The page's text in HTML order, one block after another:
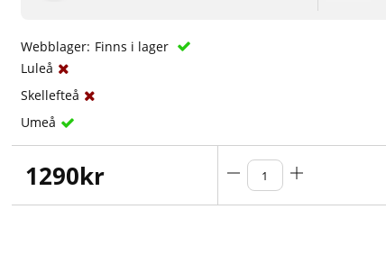
Webblager: Finns i lager
Luleå
Skellefteå
Umeå
1290kr